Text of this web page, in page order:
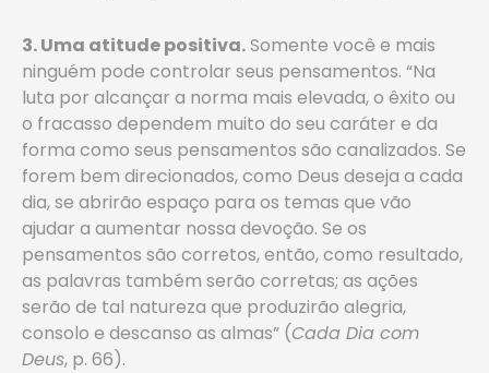
3. Uma atitude positiva.Somente você e mais
ninguém pode controlar seus pensamentos. “Na
luta por alcançar a norma mais elevada, o êxito ou
o fracasso dependem muito do seu caráter e da
forma como seus pensamentos são canalizados. Se
forem bem direcionados, como Deus deseja a cada
dia, se abrirão espaço para os temas que vão
ajudar a aumentar nossa devoção. Se os
pensamentos são corretos, então, como resultado,
as palavras também serão corretas; as ações
serão de tal natureza que produzirão alegria,
consolo e descanso as almas” (Cada Dia com
Deus, p. 66).